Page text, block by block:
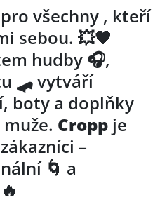
všechny , kteří
sebou. 💥🖤
hudby 🎧,
🛹 vytváří
boty a doplňky
Cropp je
–
🌀 a